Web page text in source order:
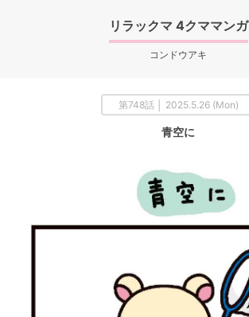
リラックマ 4クママンガ
コンドウアキ
第748話 │ 2025.5.26 (Mon)
青空に